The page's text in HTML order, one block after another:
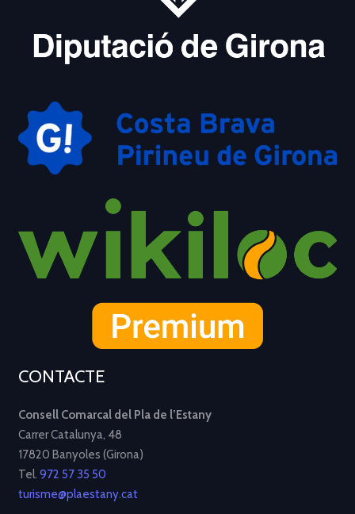
CONTACTE
Consell Comarcal del Pla de l’Estany
Carrer Catalunya, 48
17820 Banyoles (Girona)
Tel. 972 57 35 50
turisme@plaestany.cat